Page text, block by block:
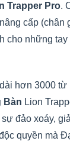
Trapper Pro.
cấp
cho những
hơn 3000
Bàn Lion
đảo xoáy,
quyền mà